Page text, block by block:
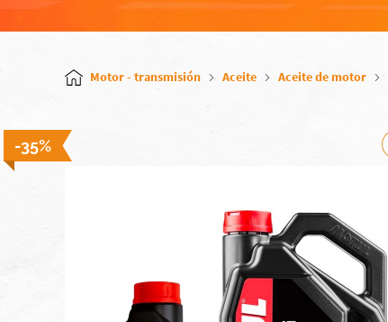
Motor - transmisión Aceite Aceite de motor
-35%